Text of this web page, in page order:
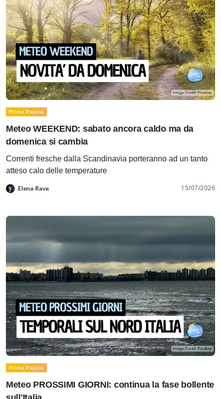
Prima Pagina
Meteo WEEKEND: sabato ancora caldo ma da
domenica si cambia
Correnti fresche dalla Scandinavia porteranno ad un tanto
atteso calo delle temperature
Elena Rava 15/07/2026
Prima Pagina
Meteo PROSSIMI GIORNI: continua la fase bollente